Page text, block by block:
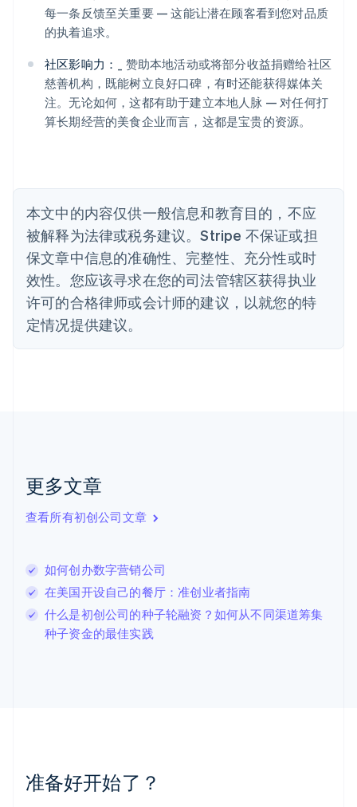
每一条反馈至关重要 — 这能让潜在顾客看到您对品质
的执着追求。
社区影响力：
_ 赞助本地活动或将部分收益捐赠给社区
慈善机构，既能树立良好口碑，有时还能获得媒体关
注。无论如何，这都有助于建立本地人脉 — 对任何打
算长期经营的美食企业而言，这都是宝贵的资源。
本文中的内容仅供一般信息和教育目的，不应
被解释为法律或税务建议。Stripe 不保证或担
保文章中信息的准确性、完整性、充分性或时
效性。您应该寻求在您的司法管辖区获得执业
许可的合格律师或会计师的建议，以就您的特
定情况提供建议。
更多文章
查看所有初创公司文章
如何创办数字营销公司
在美国开设自己的餐厅：准创业者指南
什么是初创公司的种子轮融资？如何从不同渠道筹集
种子资金的最佳实践
准备好开始了？
爱沙尼亚
English
奥地利
澳大利亚
English
巴西
PortuguêsEnglish
English
丹麦
English
德国
DeutschEnglish
法国
FrançaisEnglish
芬兰
EnglishSvenska
English Italiano
拉脱维亚
立陶宛
DeutschEnglish
卢森堡
Français Deutsch English
罗马尼亚
English
挪威